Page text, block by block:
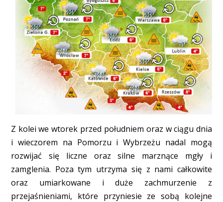
Z kolei we wtorek przed południem oraz w ciągu dnia
i wieczorem na Pomorzu i Wybrzeżu nadal mogą
rozwijać się liczne oraz silne marznące mgły i
zamglenia. Poza tym utrzyma się z nami całkowite
oraz umiarkowane i duże zachmurzenie z
przejaśnieniami, które przyniesie ze sobą kolejne